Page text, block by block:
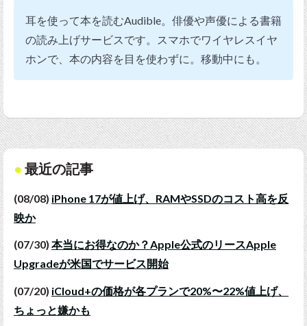
耳を使って本を読むAudible。俳優や声優による書籍
の読み上げサービスです。スマホでワイヤレスイヤ
ホンで、本の内容を目を使わずに。移動中にも。
最近の記事
(08/08) iPhone 17が値上げ、RAMやSSDのコスト高を反
映か
(07/30) 本当にお得なのか？Apple公式のリースApple
Upgradeが米国でサービス開始
(07/20) iCloud+の価格が各プランで20%〜22%値上げ、
ちょっと嫌かも